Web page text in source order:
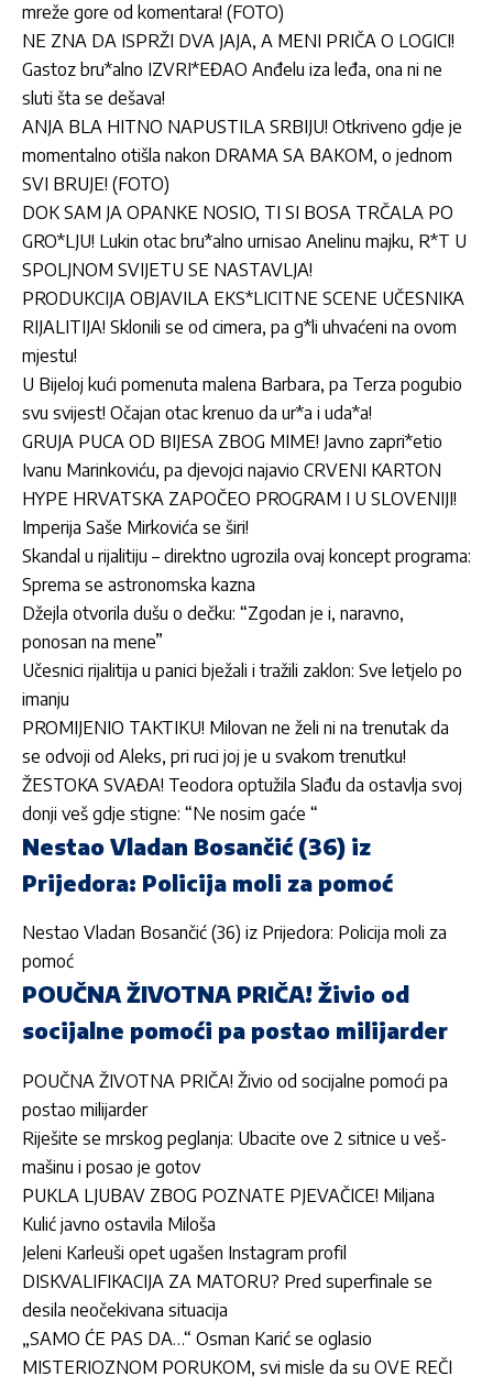
mreže gore od komentara! (FOTO)
NE ZNA DA ISPRŽI DVA JAJA, A MENI PRIČA O LOGICI!
Gastoz bru*alno IZVRI*EĐAO Anđelu iza leđa, ona ni ne
sluti šta se dešava!
ANJA BLA HITNO NAPUSTILA SRBIJU! Otkriveno gdje je
momentalno otišla nakon DRAMA SA BAKOM, o jednom
SVI BRUJE! (FOTO)
DOK SAM JA OPANKE NOSIO, TI SI BOSA TRČALA PO
GRO*LJU! Lukin otac bru*alno urnisao Anelinu majku, R*T U
SPOLJNOM SVIJETU SE NASTAVLJA!
PRODUKCIJA OBJAVILA EKS*LICITNE SCENE UČESNIKA
RIJALITIJA! Sklonili se od cimera, pa g*li uhvaćeni na ovom
mjestu!
U Bijeloj kući pomenuta malena Barbara, pa Terza pogubio
svu svijest! Očajan otac krenuo da ur*a i uda*a!
GRUJA PUCA OD BIJESA ZBOG MIME! Javno zapri*etio
Ivanu Marinkoviću, pa djevojci najavio CRVENI KARTON
HYPE HRVATSKA ZAPOČEO PROGRAM I U SLOVENIJI!
Imperija Saše Mirkovića se širi!
Skandal u rijalitiju – direktno ugrozila ovaj koncept programa:
Sprema se astronomska kazna
Džejla otvorila dušu o dečku: “Zgodan je i, naravno,
ponosan na mene”
Učesnici rijalitija u panici bježali i tražili zaklon: Sve letjelo po
imanju
PROMIJENIO TAKTIKU! Milovan ne želi ni na trenutak da
se odvoji od Aleks, pri ruci joj je u svakom trenutku!
ŽESTOKA SVAĐA! Teodora optužila Slađu da ostavlja svoj
donji veš gdje stigne: “Ne nosim gaće “
Nestao Vladan Bosančić (36) iz
Prijedora: Policija moli za pomoć
Nestao Vladan Bosančić (36) iz Prijedora: Policija moli za
pomoć
POUČNA ŽIVOTNA PRIČA! Živio od
socijalne pomoći pa postao milijarder
POUČNA ŽIVOTNA PRIČA! Živio od socijalne pomoći pa
postao milijarder
Riješite se mrskog peglanja: Ubacite ove 2 sitnice u veš-
mašinu i posao je gotov
PUKLA LJUBAV ZBOG POZNATE PJEVAČICE! Miljana
Kulić javno ostavila Miloša
Jeleni Karleuši opet ugašen Instagram profil
DISKVALIFIKACIJA ZA MATORU? Pred superfinale se
desila neočekivana situacija
„SAMO ĆE PAS DA…“ Osman Karić se oglasio
MISTERIOZNOM PORUKOM, svi misle da su OVE REČI